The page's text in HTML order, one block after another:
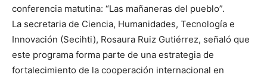
conferencia matutina: “Las mañaneras del pueblo”.
La secretaria de Ciencia, Humanidades, Tecnología e
Innovación (Secihti), Rosaura Ruiz Gutiérrez, señaló que
este programa forma parte de una estrategia de
fortalecimiento de la cooperación internacional en